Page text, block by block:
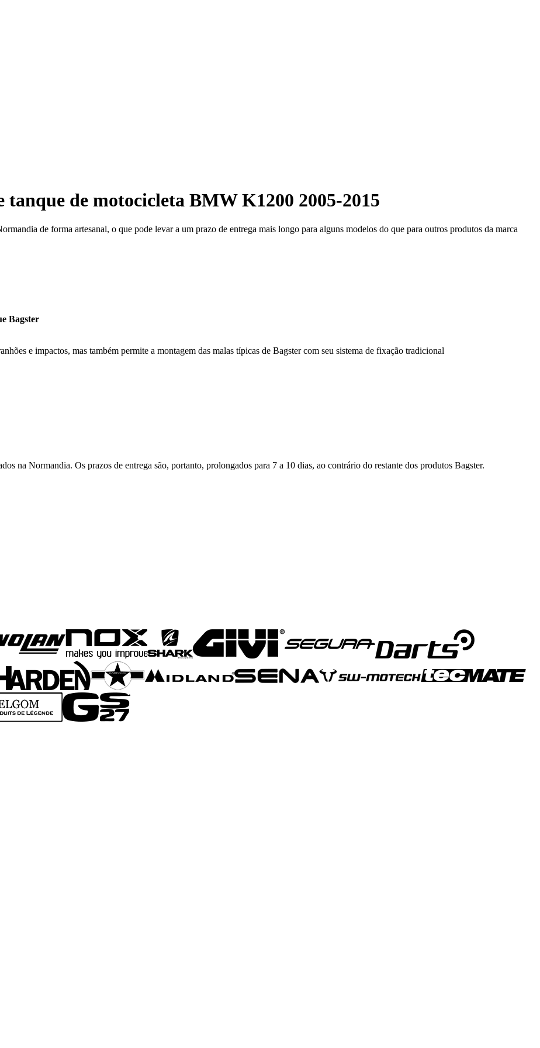
tanque de motocicleta BMW K1200 2005-2015
de forma artesanal, o que pode levar a um prazo de entrega mais longo para alguns modelos do que para outros produtos da marca
Bagster
e impactos, mas também permite a montagem das malas típicas de Bagster com seu sistema de fixação tradicional
na Normandia. Os prazos de entrega são, portanto, prolongados para 7 a 10 dias, ao contrário do restante dos produtos Bagster.